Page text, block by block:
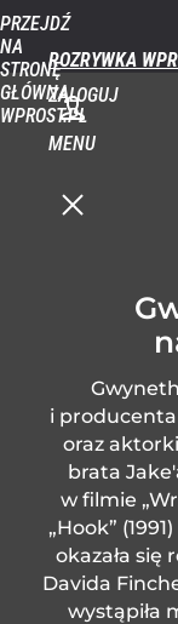
PRZEJDŹ
NA
STRONĘ
GŁÓWNĄ
WPROST.PL
ROZRYWKA
ZALOGUJ
MENU
i
oraz
brata
w filmie
„Hook”
okazała się
Davida
wystąpiła